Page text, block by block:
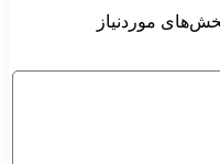
موردنیاز